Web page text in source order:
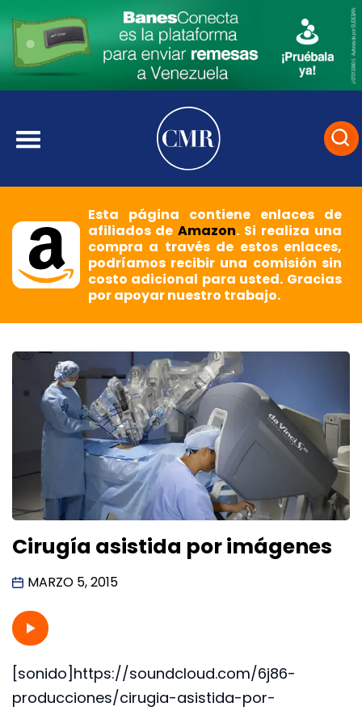
Esta página contiene enlaces de
afiliados deAmazon. Si realiza una
compra a través de estos enlaces,
podríamos recibir una comisión sin
costo adicional para usted. Gracias
por apoyar nuestro trabajo.
Cirugía asistida por imágenes
MARZO 5, 2015
[sonido]https://soundcloud.com/6j86-
producciones/cirugia-asistida-por-